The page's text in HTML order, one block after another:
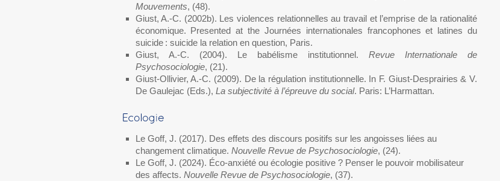
Mouvements, (48).
Giust, A.-C. (2002b). Les violences relationnelles au travail et l’emprise de la rationalité
économique. Presented at the Journées internationales francophones et latines du
suicide : suicide la relation en question, Paris.
Giust, A.-C. (2004). Le babélisme institutionnel. Revue Internationale de
Psychosociologie, (21).
Giust-Ollivier, A.-C. (2009). De la régulation institutionnelle. In F. Giust-Desprairies & V.
De Gaulejac (Eds.), La subjectivité à l’épreuve du social. Paris: L’Harmattan.
Le Goff, J. (2017). Des effets des discours positifs sur les angoisses liées au
changement climatique. Nouvelle Revue de Psychosociologie, (24).
Le Goff, J. (2024). Éco-anxiété ou écologie positive ? Penser le pouvoir mobilisateur
des affects. Nouvelle Revue de Psychosociologie, (37).